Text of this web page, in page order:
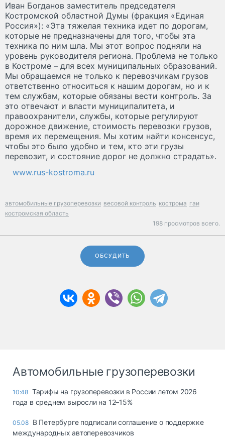
Иван Богданов заместитель председателя
Костромской областной Думы (фракция «Единая
Россия»): «Эта тяжелая техника идет по дорогам,
которые не предназначены для того, чтобы эта
техника по ним шла. Мы этот вопрос подняли на
уровень руководителя региона. Проблема не только
в Костроме – для всех муниципальных образований.
Мы обращаемся не только к перевозчикам грузов
ответственно относиться к нашим дорогам, но и к
тем службам, которые обязаны вести контроль. За
это отвечают и власти муниципалитета, и
правоохранители, службы, которые регулируют
дорожное движение, стоимость перевозки грузов,
время их перемещения. Мы хотим найти консенсус,
чтобы это было удобно и тем, кто эти грузы
перевозит, и состояние дорог не должно страдать».
www.rus-kostroma.ru
автомобильные грузоперевозки весовой контроль кострома гаи
костромская область
198 просмотров всего.
ОБСУДИТЬ
Автомобильные грузоперевозки
10:48 Тарифы на грузоперевозки в России летом 2026
года в среднем выросли на 12–15%
05.08 В Петербурге подписали соглашение о поддержке
международных автоперевозчиков